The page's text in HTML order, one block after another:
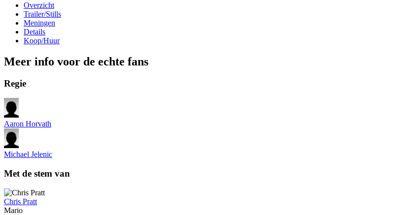
Overzicht
Trailer/Stills
Meningen
Details
Koop/Huur
Meer info voor de echte fans
Regie
Aaron Horvath
Michael Jelenic
Met de stem van
Chris Pratt
Mario